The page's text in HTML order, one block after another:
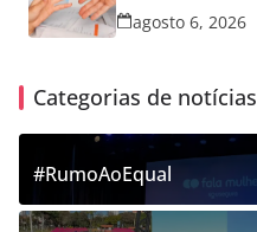
agosto 6, 2026
Categorias de notícias
#RumoAoEqual